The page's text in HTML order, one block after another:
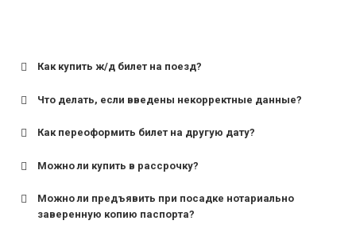
Как купить ж/д билет на поезд?
Что делать, если введены некорректные данные?
Как переоформить билет на другую дату?
Можно ли купить в рассрочку?
Можно ли предъявить при посадке нотариально
заверенную копию паспорта?